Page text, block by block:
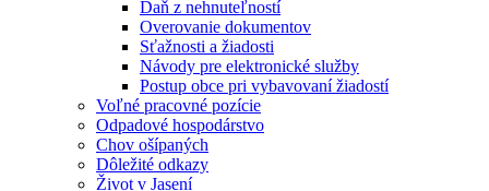
Daň z nehnuteľností
Overovanie dokumentov
Sťažnosti a žiadosti
Návody pre elektronické služby
Postup obce pri vybavovaní žiadostí
Voľné pracovné pozície
Odpadové hospodárstvo
Chov ošípaných
Dôležité odkazy
Život v Jasení